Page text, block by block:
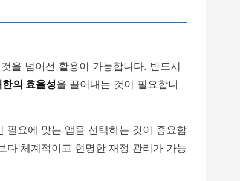
을 넘어선 활용이 가능합니다. 반드시
한의 효율성을 끌어내는 것이 필요합니
필요에 맞는 앱을 선택하는 것이 중요합
다 체계적이고 현명한 재정 관리가 가능